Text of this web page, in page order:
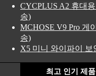
CYCPLUS A2 휴대
송)
MCHOSE V9 Pro 게
송)
X5 미니 와이파이 보
최고 인기 제품